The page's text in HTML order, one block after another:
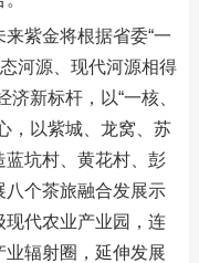
紫金将根据省委“一
河源、现代河源相得
新标杆，以“一核、
，以紫城、龙窝、苏
蓝坑村、黄花村、彭
个茶旅融合发展示
代农业产业园，连
业辐射圈，延伸发展